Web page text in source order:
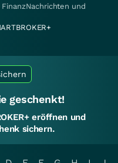
FinanzNachrichten und
geschenkt!
eröffnen und
sichern.